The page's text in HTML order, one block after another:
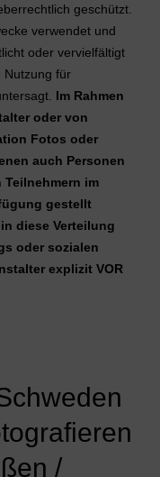
geschützt.
verwendet und
oder vervielfältigt
Nutzung für
Im Rahmen
oder von
Fotos oder
auch Personen
im
gestellt
diese Verteilung
oder sozialen
explizit VOR
/